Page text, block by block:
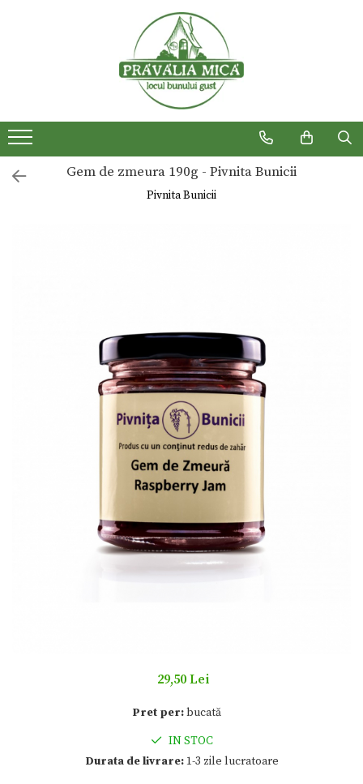
Gem de zmeura 190g - Pivnita Bunicii
Pivnita Bunicii
29,50 Lei
Pret per:bucată
IN STOC
Durata de livrare:1-3 zile lucratoare